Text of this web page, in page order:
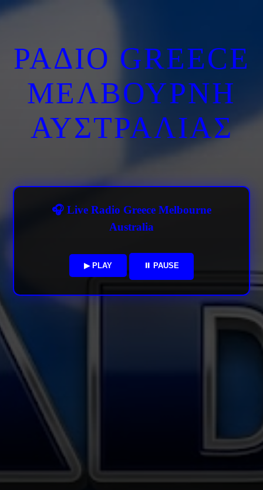
ΡΑΔΙΟ GREECE
ΜΕΛΒΟΥΡΝΗ
ΑΥΣΤΡΑΛΙΑΣ
🎧 Live Radio Greece Melbourne
Australia
▶ PLAY ⏸ PAUSE